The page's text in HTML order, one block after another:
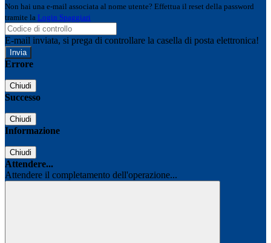
Non hai una e-mail associata al nome utente? Effettua il reset della password
tramite la Login Spaggiari
E-mail inviata, si prega di controllare la casella di posta elettronica!
Errore
Chiudi
Successo
Chiudi
Informazione
Chiudi
Attendere...
Attendere il completamento dell'operazione...